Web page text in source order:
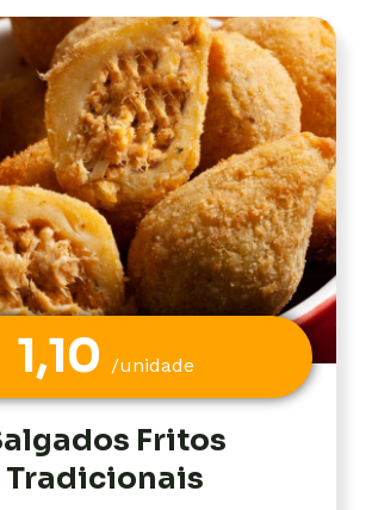
1,10 /unidade
Fritos
Tradicionais